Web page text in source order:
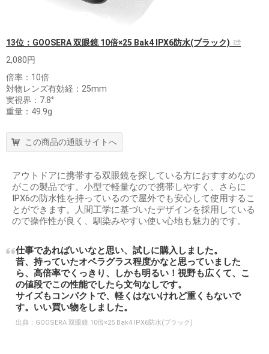
13位：GOOSERA 双眼鏡 10倍×25 Bak4 IPX6防水(ブラック)
2,080円
倍率：10倍
対物レンズ有効経：25mm
実視界：7.8°
重量：49.9g
この商品の通販サイトへ
アウトドアに携帯する双眼鏡を探している方におすすめなの
がこの製品です。小型で軽量なので携帯しやすく、さらに
IPX6の防水性を持っているので屋外でも安心して使用するこ
とができます。人間工学に基づいたデザインを採用している
ので操作性が良く、馴染みやすい使い心地も魅力的です。
仕事であればいいなと思い、試しに購入しました。
昔、持っていたオペラグラス程度かなと思っていました
ら、高倍率でくっきり、しかも明るい！視野も広くて、こ
の値段でこの性能でしたら文句なしです。
サイズもコンパクトで、軽くはないけれど重くもないで
す。いい買い物をしました。
出典： GOOSERA 双眼鏡 10倍×25 Bak4 IPX6防水(ブラック)